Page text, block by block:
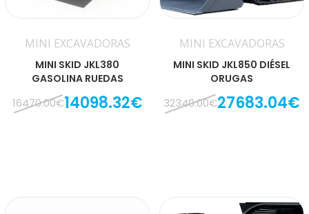
MINI EXCAVADORAS
MINI SKID JKL380
GASOLINA RUEDAS
16470.00€14098.32€
MINI EXCAVADORAS
MINI SKID JKL850 DIÉSEL
ORUGAS
32340.00€27683.04€